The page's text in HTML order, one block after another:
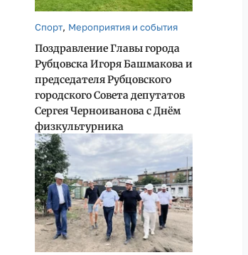
Спорт, Мероприятия и события
Поздравление Главы города
Рубцовска Игоря Башмакова и
председателя Рубцовского
городского Совета депутатов
Сергея Черноиванова с Днём
физкультурника